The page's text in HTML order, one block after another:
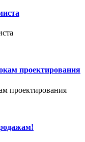
проектирования
проектирования